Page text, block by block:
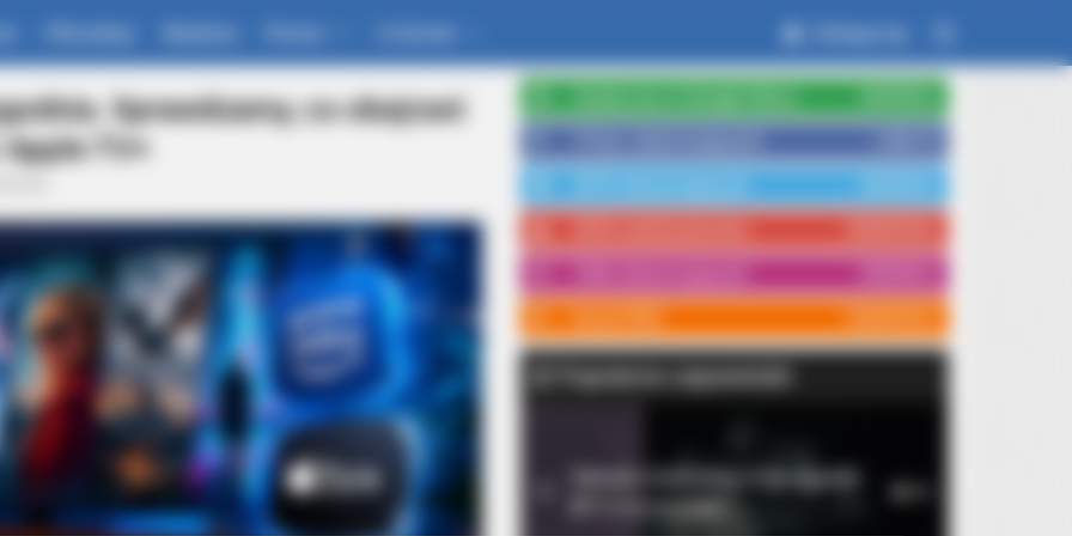
Sprawdzamy, co obejrzeć
TV+
Rękopis znaleziony w Saragossie
Loss Isn't Age: Just
NEURO SHARP
Brain Fog? Neurologists Pleads: Do This Every Night Before
Sleep